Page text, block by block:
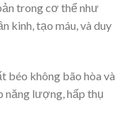
trong cơ thể như
kinh, tạo máu, và duy
béo không bão hòa và
năng lượng, hấp thụ